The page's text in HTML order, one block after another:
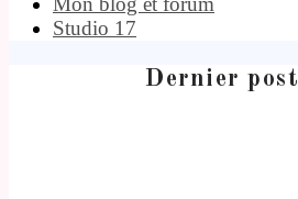
Studio 17
Dernier post